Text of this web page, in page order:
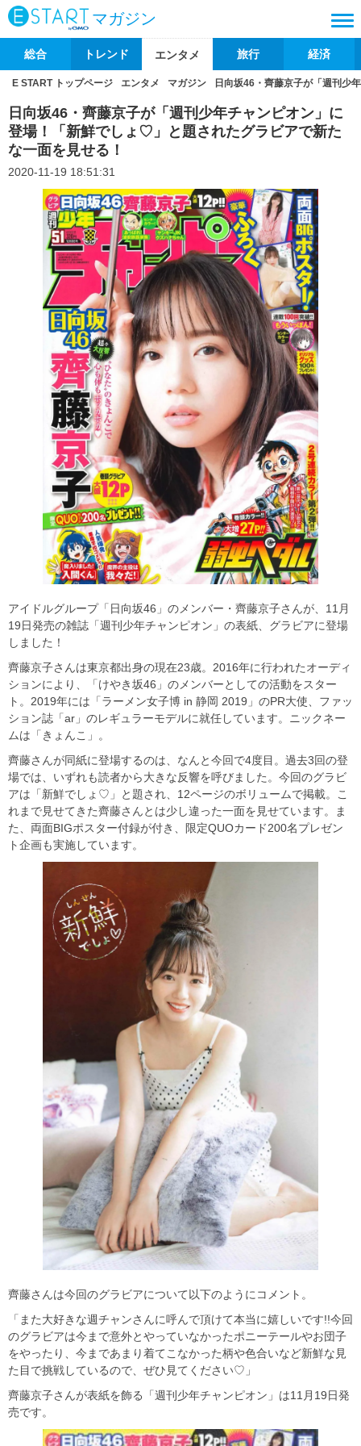
マガジン
総合 トレンド エンタメ 旅行 経済
E START トップページ エンタメ マガジン 日向坂46・齊藤京子が「週刊少
日向坂46・齊藤京子が「週刊少年チャンピオン」に
登場！「新鮮でしょ♡」と題されたグラビアで新た
な一面を見せる！
2020-11-19 18:51:31
アイドルグループ「日向坂46」のメンバー・齊藤京子さんが、11月
19日発売の雑誌「週刊少年チャンピオン」の表紙、グラビアに登場
しました！
齊藤京子さんは東京都出身の現在23歳。2016年に行われたオーディ
ションにより、「けやき坂46」のメンバーとしての活動をスター
ト。2019年には「ラーメン女子博 in 静岡 2019」のPR大使、ファッ
ション誌「ar」のレギュラーモデルに就任しています。ニックネー
ムは「きょんこ」。
齊藤さんが同紙に登場するのは、なんと今回で4度目。過去3回の登
場では、いずれも読者から大きな反響を呼びました。今回のグラビ
アは「新鮮でしょ♡」と題され、12ページのボリュームで掲載。こ
れまで見せてきた齊藤さんとは少し違った一面を見せています。ま
た、両面BIGポスター付録が付き、限定QUOカード200名プレゼン
ト企画も実施しています。
齊藤さんは今回のグラビアについて以下のようにコメント。
「また大好きな週チャンさんに呼んで頂けて本当に嬉しいです!!今回
のグラビアは今まで意外とやっていなかったポニーテールやお団子
をやったり、今まであまり着てこなかった柄や色合いなど新鮮な見
た目で挑戦しているので、ぜひ見てください♡」
齊藤京子さんが表紙を飾る「週刊少年チャンピオン」は11月19日発
売です。